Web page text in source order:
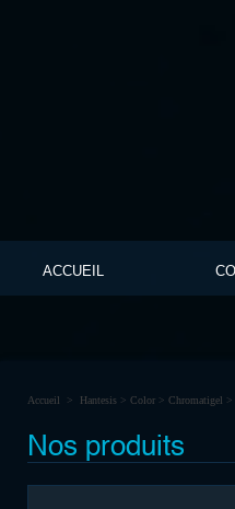
ACCUEIL
Accueil > Hantesis > Color > Chromatigel >
Nos produits